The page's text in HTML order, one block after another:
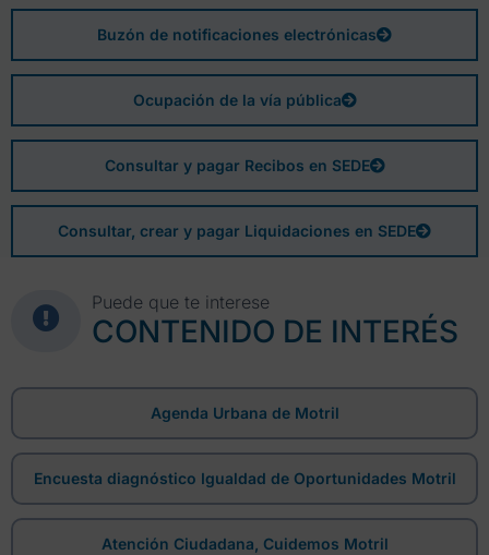
Buzón de notificaciones electrónicas
Ocupación de la vía pública
Consultar y pagar Recibos en SEDE
Consultar, crear y pagar Liquidaciones en SEDE
Puede que te interese
CONTENIDO DE INTERÉS
Agenda Urbana de Motril
Encuesta diagnóstico Igualdad de Oportunidades Motril
Atención Ciudadana, Cuidemos Motril